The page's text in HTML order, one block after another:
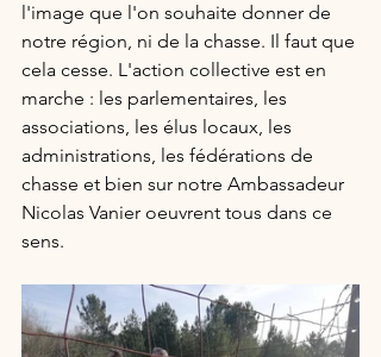
l'image que l'on souhaite donner de
notre région, ni de la chasse. Il faut que
cela cesse. L'action collective est en
marche : les parlementaires, les
associations, les élus locaux, les
administrations, les fédérations de
chasse et bien sur notre Ambassadeur
Nicolas Vanier oeuvrent tous dans ce
sens.